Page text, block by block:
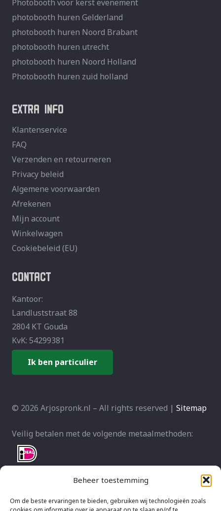
Beheer toestemming
Om de beste ervaringen te bieden, gebruiken wij technologieën zoals
Photobooth voor kerst evenement
photobooth huren Gelderland
photobooth huren Noord Brabant
photobooth huren utrecht
photobooth huren Noord Holland
Photobooth huren zuid holland
EXTRA INFO
Klantenservice
FAQ
Verzenden en retourneren
Privacy beleid
Algemene voorwaarden
Afrekenen
Mijn account
Winkelwagen
Cookiebeleid (EU)
CONTACT
Kantoor:
Landluststraat 88
2804 KT Gouda
KvK: 54299381
Ik ben particulier
© 2026 Arjospronk.nl – All rights reserved | Sitemap
Veilig betalen met de volgende metaalmethoden: